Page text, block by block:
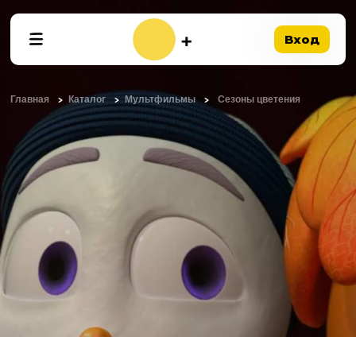
Вход
Главная Каталог Мультфильмы Сезоны цветения